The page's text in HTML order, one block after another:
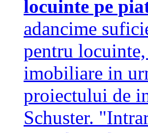
locuinte pe
adancime
pentru
imobiliare in
proiectului de
Schuster.